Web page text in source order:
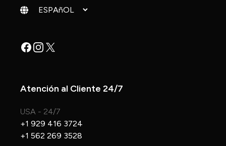
Cambiar idioma
Facebook
Instagram
X
Atención al Cliente 24/7
USA - 24/7
+1 929 416 3724
+1 562 269 3528